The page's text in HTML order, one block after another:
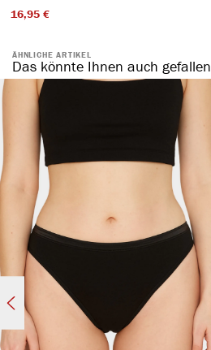
16,95 €​
ÄHNLICHE ARTIKEL
Das könnte Ihnen auch gefallen